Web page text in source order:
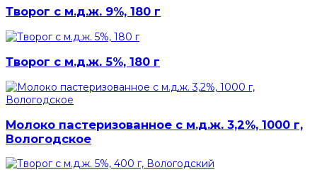
Творог с м.д.ж. 9%, 180 г
Творог с м.д.ж. 5%, 180 г
Молоко пастеризованное с м.д.ж. 3,2%, 1000 г,
Вологодское